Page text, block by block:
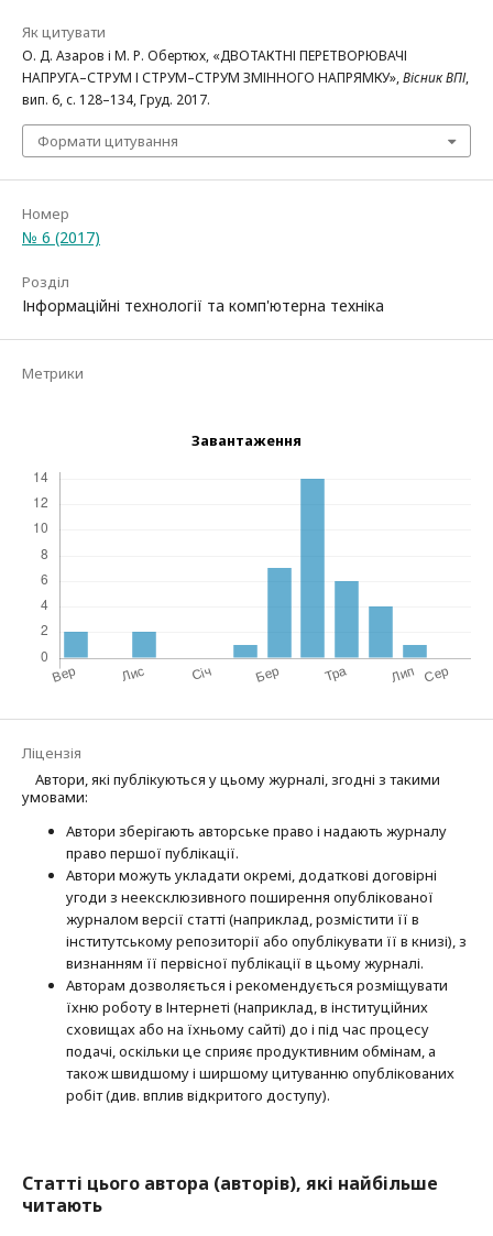
Як цитувати
О. Д. Азаров і М. Р. Обертюх, «ДВОТАКТНІ ПЕРЕТВОРЮВАЧІ
НАПРУГА–СТРУМ І СТРУМ–СТРУМ ЗМІННОГО НАПРЯМКУ»,Вісник ВПІ,
вип. 6, с. 128–134, Груд. 2017.
Формати цитування
Номер
№ 6 (2017)
Розділ
Інформаційні технології та комп'ютерна техніка
Метрики
Завантаження
Ліцензія
Автори, які публікуються у цьому журналі, згодні з такими
умовами:
Автори зберігають авторське право і надають журналу
право першої публі­кації.
Автори можуть укладати окремі, додат­кові договірні
угоди з неексклюзив­ного поширення опублікованої
журналом версії статті (наприклад, розмістити її в
інститутському репозиторії або опубліку­вати її в книзі), з
визнанням її первісної публікації в цьому журналі.
Авторам дозволяється і рекомендується розміщувати
їхню роботу в Інтернеті (наприклад, в інституційних
сховищах або на їхньому сайті) до і під час процесу
подачі, оскільки це сприяє продуктивним обмінам, а
також швидшому і ширшому цитуванню опубліко­ва­них
робіт (див. вплив відкритого доступу).
Статті цього автора (авторів), які найбільше
читають